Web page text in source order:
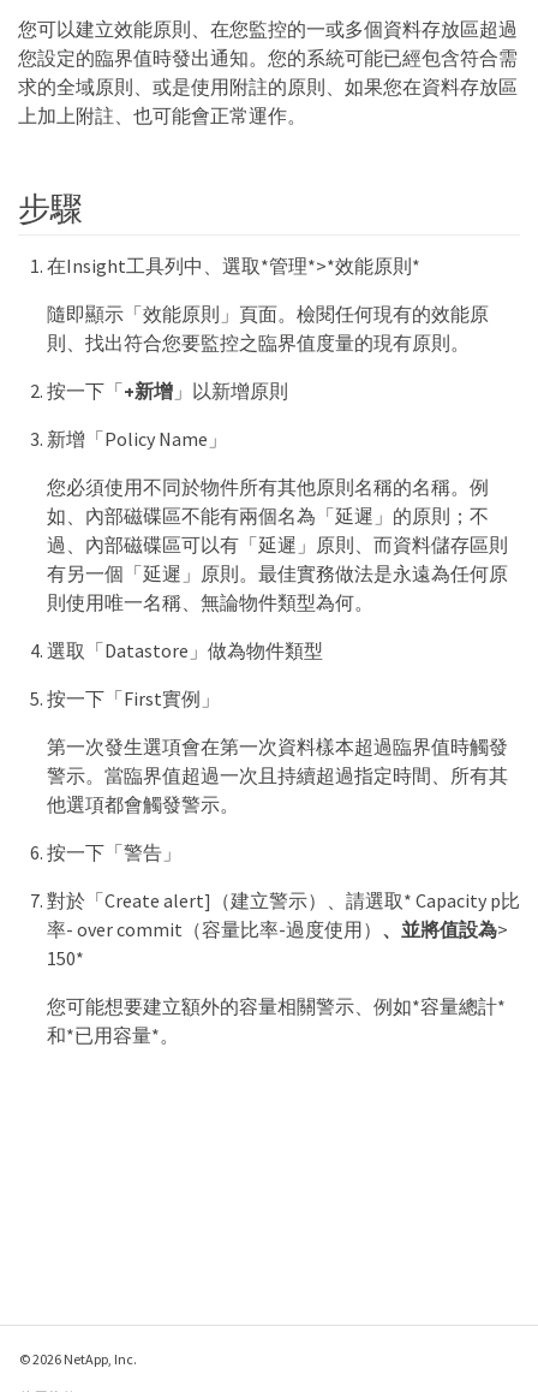
您可以建立效能原則、在您監控的一或多個資料存放區超過
您設定的臨界值時發出通知。您的系統可能已經包含符合需
求的全域原則、或是使用附註的原則、如果您在資料存放區
上加上附註、也可能會正常運作。
步驟
在Insight工具列中、選取*管理*>*效能原則*
隨即顯示「效能原則」頁面。檢閱任何現有的效能原
則、找出符合您要監控之臨界值度量的現有原則。
按一下「+新增」以新增原則
新增「Policy Name」
您必須使用不同於物件所有其他原則名稱的名稱。例
如、內部磁碟區不能有兩個名為「延遲」的原則；不
過、內部磁碟區可以有「延遲」原則、而資料儲存區則
有另一個「延遲」原則。最佳實務做法是永遠為任何原
則使用唯一名稱、無論物件類型為何。
選取「Datastore」做為物件類型
按一下「First實例」
第一次發生選項會在第一次資料樣本超過臨界值時觸發
警示。當臨界值超過一次且持續超過指定時間、所有其
他選項都會觸發警示。
按一下「警告」
對於「Create alert]（建立警示）、請選取* Capacity p比
率- over commit（容量比率-過度使用） 、並將值設為>
150*
您可能想要建立額外的容量相關警示、例如*容量總計*
和*已用容量*。
© 2026 NetApp, Inc.